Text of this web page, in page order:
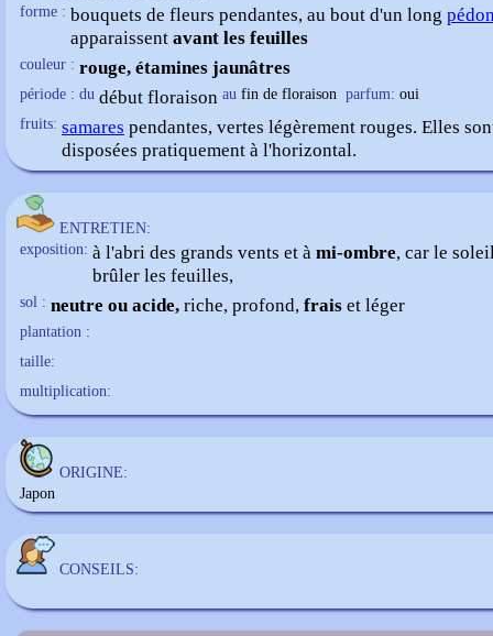
forme : bouquets de fleurs pendantes, au bout d'un long
apparaissent avant les feuilles
couleur : rouge, étamines jaunâtres
période : du début floraison au fin de floraison parfum: oui
fruits: samares pendantes, vertes légèrement rouges. Elles
disposées pratiquement à l'horizontal.
ENTRETIEN:
exposition: à l'abri des grands vents et à mi-ombre, car le
brûler les feuilles,
sol : neutre ou acide, riche, profond, frais et léger
plantation :
taille:
multiplication:
ORIGINE:
Japon
CONSEILS: